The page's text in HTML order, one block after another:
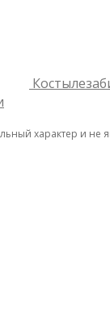
характер и не